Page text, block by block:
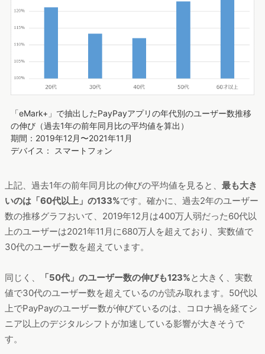
「eMark+」で抽出したPayPayアプリの年代別のユーザー数推移
の伸び（過去1年の前年同月比の平均値を算出）
期間：2019年12月〜2021年11月
デバイス： スマートフォン
上記、過去1年の前年同月比の伸びの平均値を見ると、 最も大き
いのは「60代以上」の133%です。確かに、過去2年のユーザー
数の推移グラフおいて、2019年12月は400万人弱だった60代以
上のユーザーは2021年11月に680万人を超えており、実数値で
30代のユーザー数を超えています。
同じく、 「50代」のユーザー数の伸びも123%と大きく、実数
値で30代のユーザー数を超えているのが読み取れます。50代以
上でPayPayのユーザー数が伸びているのは、コロナ禍を経てシ
ニア以上のデジタルシフトが加速している影響が大きそうで
す。